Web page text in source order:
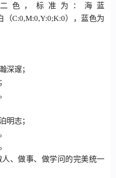
色，标准为：海蓝
（C:0,M:0,Y:0;K:0），蓝色为
深邃；
明志；
、做事、做学问的完美统一